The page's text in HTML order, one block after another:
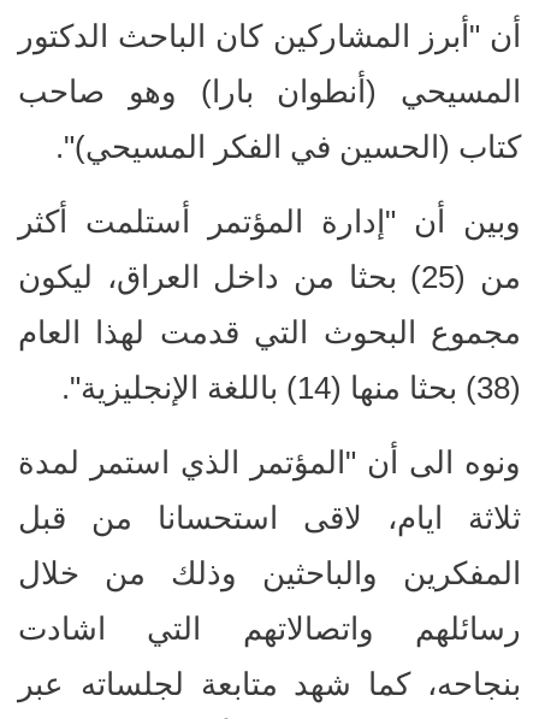
أن "أبرز المشاركين كان الباحث الدكتور
المسيحي (أنطوان بارا) وهو صاحب
كتاب (الحسين في الفكر المسيحي)".
وبين أن "إدارة المؤتمر أستلمت أكثر
من (25) بحثا من داخل العراق، ليكون
مجموع البحوث التي قدمت لهذا العام
(38) بحثا منها (14) باللغة الإنجليزية".
ونوه الى أن "المؤتمر الذي استمر لمدة
ثلاثة ايام، لاقى استحسانا من قبل
المفكرين والباحثين وذلك من خلال
رسائلهم واتصالاتهم التي اشادت
بنجاحه، كما شهد متابعة لجلساته عبر